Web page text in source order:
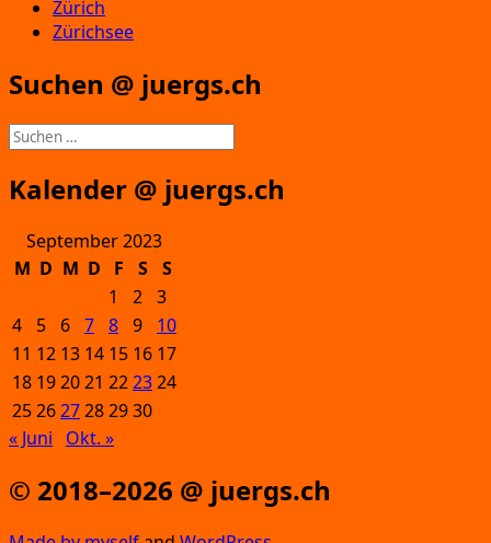
Zürich
Zürichsee
Suchen @ juergs.ch
Suchen
nach:
Kalender @ juergs.ch
September 2023
M D M D F S
S
1
2 3
4
5 6 7 8 9
10
11 12 13 14 15 16 17
18 192021 222324
252627282930
« Juni
Okt. »
© 2018–2026 @ juergs.ch